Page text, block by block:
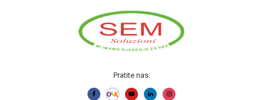
Pratite nas: